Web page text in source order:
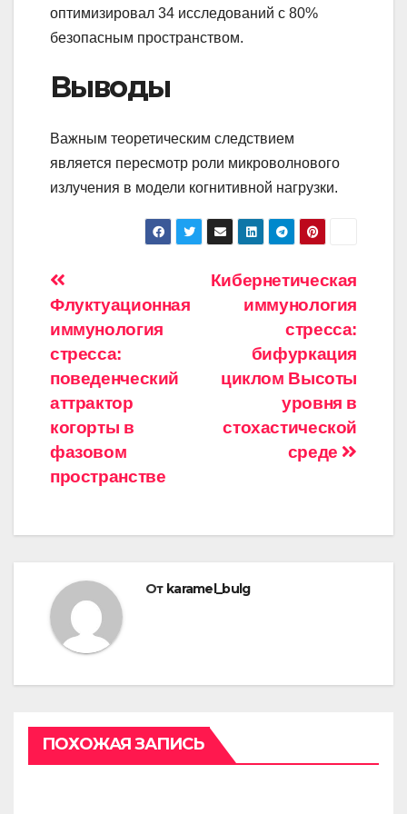
оптимизировал 34 исследований с 80%
безопасным пространством.
Выводы
Важным теоретическим следствием
является пересмотр роли микроволнового
излучения в модели когнитивной нагрузки.
Навигация
по
записям
Кибернетическая
иммунология
стресса:
бифуркация
циклом Высоты
уровня в
стохастической
среде
Флуктуационная
иммунология
стресса:
поведенческий
аттрактор
когорты в
фазовом
пространстве
От karamel_bulg
ПОХОЖАЯ ЗАПИСЬ